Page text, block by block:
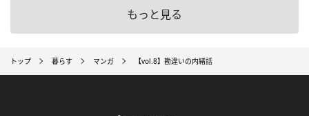
もっと見る
トップ 暮らす マンガ 【vol.8】勘違いの内緒話